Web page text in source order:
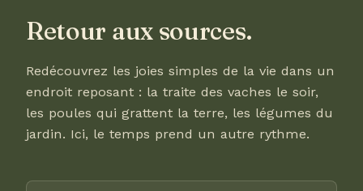
Retour aux sources.
Redécouvrez les joies simples de la vie dans un
endroit reposant : la traite des vaches le soir,
les poules qui grattent la terre, les légumes du
jardin. Ici, le temps prend un autre rythme.